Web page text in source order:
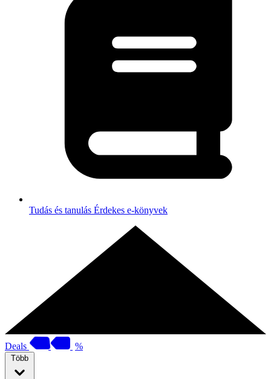
Tudás és tanulás Érdekes e-könyvek
Deals %
Több